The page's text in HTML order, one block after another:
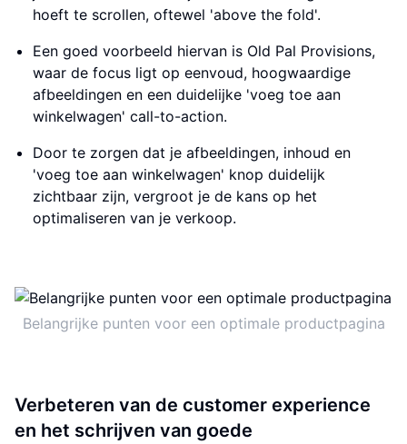
hoeft te scrollen, oftewel 'above the fold'.
Een goed voorbeeld hiervan is Old Pal Provisions,
waar de focus ligt op eenvoud, hoogwaardige
afbeeldingen en een duidelijke 'voeg toe aan
winkelwagen' call-to-action.
Door te zorgen dat je afbeeldingen, inhoud en
'voeg toe aan winkelwagen' knop duidelijk
zichtbaar zijn, vergroot je de kans op het
optimaliseren van je verkoop.
Belangrijke punten voor een optimale productpagina
Verbeteren van de customer experience
en het schrijven van goede